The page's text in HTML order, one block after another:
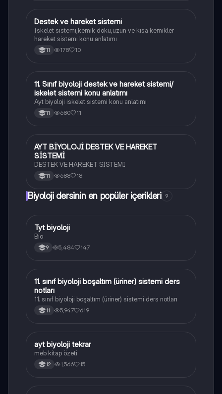
Biyoloji
Destek ve hareket sistemi
İskelet sistemi,kemik doku,uzun ve kısa kemikler
hareket sistemi konu anlatımı
11 178 10
Biyoloji
11. Sınıf biyoloji destek ve hareket sistemi/
iskelet sistemi konu anlatımı
Ayt biyoloji iskelet sistemi konu anlatımı
11 680 11
Biyoloji
AYT BİYOLOJİ DESTEK VE HAREKET
SİSTEMİ
DESTEK VE HAREKET SİSTEMİ
11 688 18
Biyoloji dersinin en popüler içerikleri 9
Biyoloji
Tyt biyoloji
Bio
9 5,484 147
Biyoloji
11. sınıf biyoloji boşaltım (üriner) sistemi ders
notları
11. sınıf biyoloji boşaltım (üriner) sistemi ders notları
11 5,947 619
Biyoloji
ayt biyoloji tekrar
meb kitap özeti
12 1,566 15